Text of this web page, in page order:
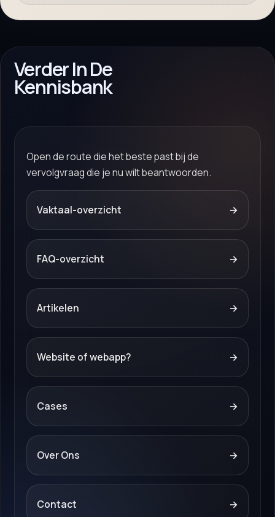
Verder In De
Kennisbank
Open de route die het beste past bij de
vervolgvraag die je nu wilt beantwoorden.
Vaktaal-overzicht →
FAQ-overzicht →
Artikelen →
Website of webapp? →
Cases →
Over Ons →
Contact →